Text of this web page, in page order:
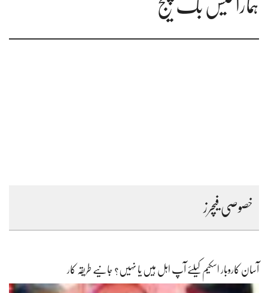
ہمارا فیس بک پیج
خصوصی فیچرز
آسان کاروبار اسکیم کیلئے آپ اہل ہیں یا نہیں؟ جانیے طریقہ کار